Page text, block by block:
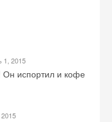
1, 2015
Он испортил и кофе